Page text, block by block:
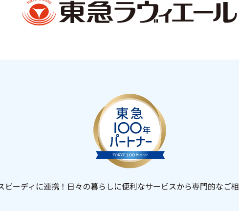
ーディに連携！日々の暮らしに便利なサービスから専門的なご